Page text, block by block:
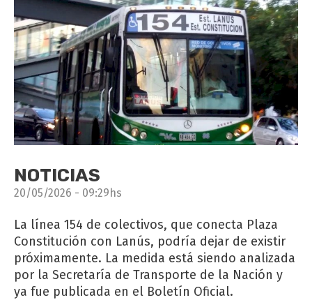
NOTICIAS
20/05/2026 - 09:29hs
La línea 154 de colectivos, que conecta Plaza
Constitución con Lanús, podría dejar de existir
próximamente. La medida está siendo analizada
por la Secretaría de Transporte de la Nación y
ya fue publicada en el Boletín Oficial.